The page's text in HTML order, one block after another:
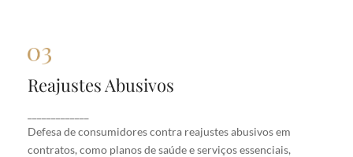
Reajustes Abusivos
Defesa de consumidores contra reajustes abusivos em
contratos, como planos de saúde e serviços essenciais,
Reajustes Abusivos
em contratos, como planos de saúde e serviços
essenciais, buscando equilíbrio e justiça nos valores
cobrados.